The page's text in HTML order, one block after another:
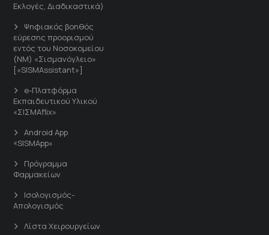
Εκλογές, Διαδικαστικά)
Ψηφιακός βοηθός
εύρεσης προορισμού
εντός του Νοσοκομείου
(ΝΜ) «Σισμανόγλειο»
[«SISMAssistant»]
e-Πλατφόρμα
Εκπαιδευτικού Υλικού
«ΣΙΣΜΑflix»
Android App
«SISMApp»
Πρόγραμμα
Φαρμακείων
Ισολογισμός-
Απολογισμός
Λίστα Χειρουργείων